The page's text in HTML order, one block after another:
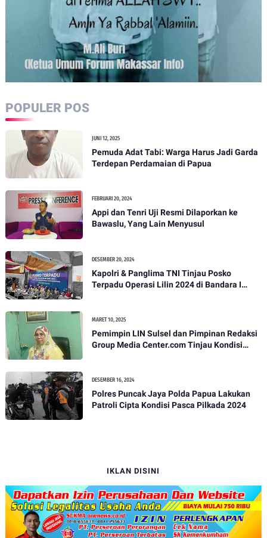
POPULER POS
JUNI 12, 2025
Pemuda Adat Tabi: Warga Harus Jadi Garda
Terdepan Perdamaian di Papua
FEBRUARI 20, 2024
Appi dan Tenri Uji Resmi Dilaporkan ke
Bawaslu, Yang Lain Menyusul
DESEMBER 20, 2024
Kapolri & Panglima TNI Tinjau Posko
Terpadu Operasi Lilin 2024 di Bandara I
MARET 10, 2025
Pemimpin LIN Sulsel dan Pimpinan Redaksi
Group Media Center.com Tinjau Kondisi
DESEMBER 16, 2024
Polres Puncak Jaya Polda Papua Lakukan
Patroli Cipta Kondisi Pasca Pilkada 2024
IKLAN DISINI